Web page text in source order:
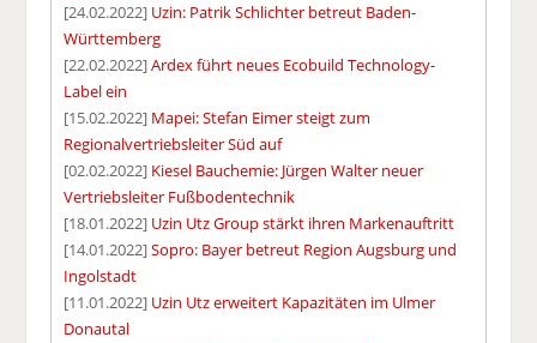
[24.02.2022] Uzin: Patrik Schlichter betreut Baden-
Württemberg
[22.02.2022]Ardex führt neues Ecobuild Technology-
Label ein
[15.02.2022] Mapei: Stefan Eimer steigt zum
Regionalvertriebsleiter Süd auf
[02.02.2022] Kiesel Bauchemie: Jürgen Walter neuer
Vertriebsleiter Fußbodentechnik
[18.01.2022] Uzin Utz Group stärkt ihren Markenauftritt
[14.01.2022]Sopro: Bayer betreut Region Augsburg und
Ingolstadt
[11.01.2022] Uzin Utz erweitert Kapazitäten im Ulmer
Donautal